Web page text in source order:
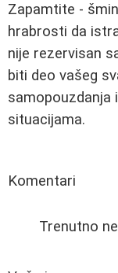
Zapamtite -
hrabrosti da
nije rezervisan
biti deo vašeg
samopouzdanja
situacijama.
Komentari
Trenutno